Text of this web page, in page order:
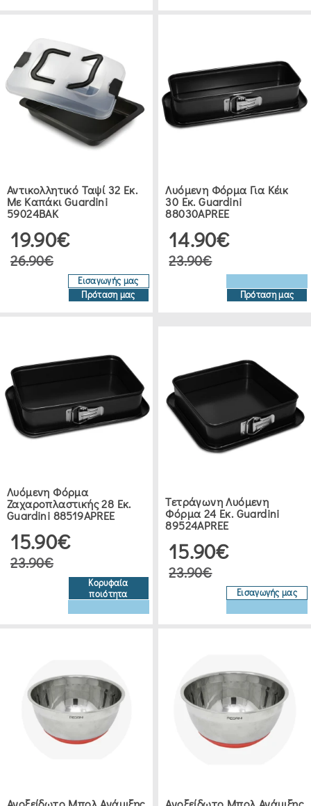
Αντικολλητικό Ταψί 32 Εκ.
Με Καπάκι Guardini
59024BAK
19.90€
26.90€
Εισαγωγής μας
Πρόταση μας
Λυόμενη Φόρμα Για Κέικ
30 Εκ. Guardini
88030APREE
14.90€
23.90€
Πρόταση μας
Λυόμενη Φόρμα
Ζαχαροπλαστικής 28 Εκ.
Guardini 88519APREE
15.90€
23.90€
Κορυφαία
ποιότητα
Τετράγωνη Λυόμενη
Φόρμα 24 Εκ. Guardini
89524APREE
15.90€
23.90€
Εισαγωγής μας
5FIVE
TERMISIL
JOEFREX
(2)
HENDI
(1)
GHIDINI
(1)
KELA
ΕΥΡΟΣ
ΤΙΜΗΣ
€0.00
ΑΞΕΣΟΥΆΡ